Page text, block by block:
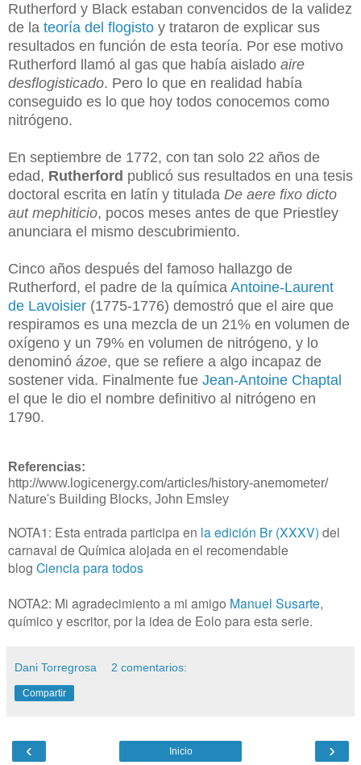
Rutherford y Black estaban convencidos de la validez
de la teoría del flogisto y trataron de explicar sus
resultados en función de esta teoría. Por ese motivo
Rutherford llamó al gas que había aislado aire
desflogisticado. Pero lo que en realidad había
conseguido es lo que hoy todos conocemos como
nitrógeno.
En septiembre de 1772, con tan solo 22 años de
edad, Rutherford publicó sus resultados en una tesis
doctoral escrita en latín y titulada De aere fixo dicto
aut mephiticio, pocos meses antes de que Priestley
anunciara el mismo descubrimiento.
Cinco años después del famoso hallazgo de
Rutherford, el padre de la química Antoine-Laurent
de Lavoisier (1775-1776) demostró que el aire que
respiramos es una mezcla de un 21% en volumen de
oxígeno y un 79% en volumen de nitrógeno, y lo
denominó ázoe, que se refiere a algo incapaz de
sostener vida. Finalmente fue Jean-Antoine Chaptal
el que le dio el nombre definitivo al nitrógeno en
1790.
Referencias:
http://www.logicenergy.com/articles/history-anemometer/
Nature's Building Blocks, John Emsley
NOTA1: Esta entrada participa en la edición Br (XXXV) del
carnaval de Química alojada en el recomendable
blog Ciencia para todos
NOTA2: Mi agradecimiento a mi amigo Manuel Susarte,
químico y escritor, por la idea de Eolo para esta serie.
Dani Torregrosa 2 comentarios:
Compartir
‹ ›
Inicio